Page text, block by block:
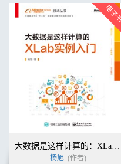
大数据是这样计算的：XLab实例入门
杨旭 (作者)